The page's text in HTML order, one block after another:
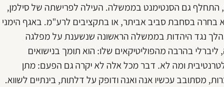
גם הסנטימנט בממשלה. העילה לפרישתה של סילמן,
בסחבת סביב אביתר, או בתקציבים לרע"מ. באגף הימני
נגד היהדות בממשלה הראשונה שנשענת על מפלגה
בהרבה מהפוליטיקאים שלו: הוא תומך בנישואים
ומה לא. דבר מכל אלה לא יקרה גם הפעם: מתן
מסתובב עכשיו אנה ואנה ודופק על דלתות, בינתיים לשווא.